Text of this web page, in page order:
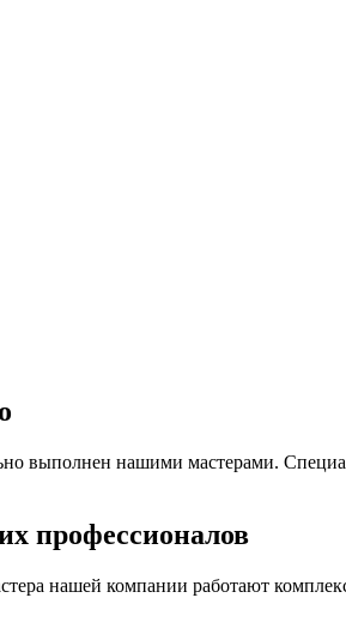
выполнен нашими мастерами.
профессионалов
нашей компании работают